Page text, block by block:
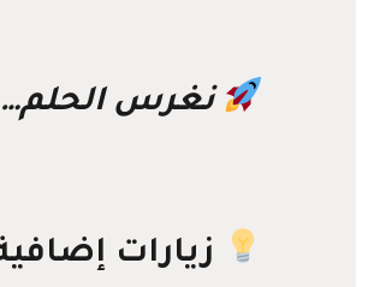
نغرس الحلم…
زيارات